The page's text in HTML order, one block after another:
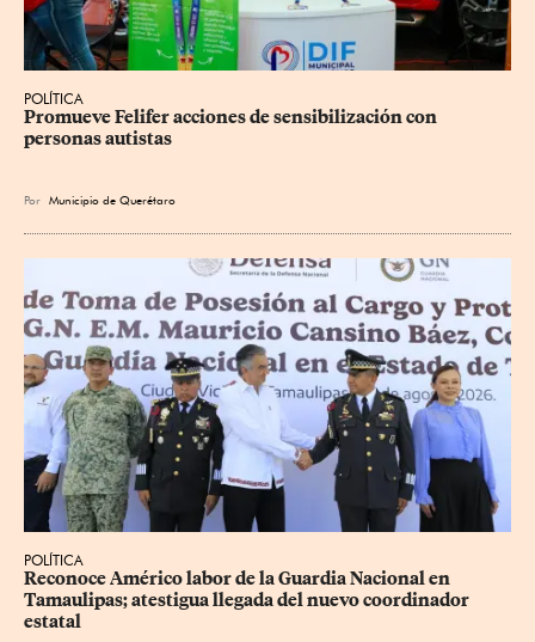
POLÍTICA
Promueve Felifer acciones de sensibilización con
personas autistas
Por Municipio de Querétaro
POLÍTICA
Reconoce Américo labor de la Guardia Nacional en
Tamaulipas; atestigua llegada del nuevo coordinador
estatal